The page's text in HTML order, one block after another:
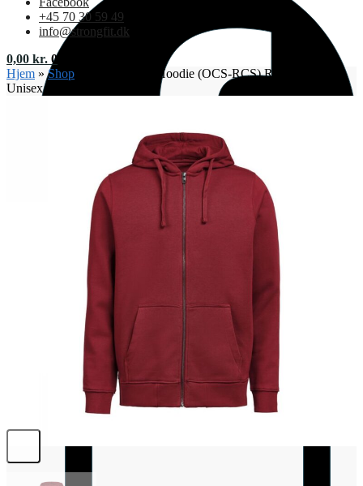
+45 70 30 59 49
+45 70 30 59 49
info@strongfit.dk
0,00 kr. 0
Hjem » Shop
UM Full Zip Hoodie (OCS-RCS) Regular Fit
Unisex